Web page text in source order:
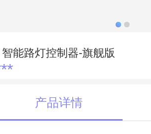
智能路灯控制器-旗舰版
产品详情